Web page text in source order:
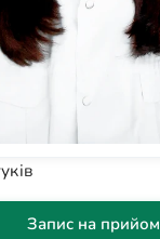
Запис на прийом